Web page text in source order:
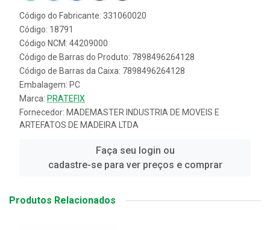
Código do Fabricante: 331060020
Código: 18791
Código NCM: 44209000
Código de Barras do Produto: 7898496264128
Código de Barras da Caixa: 7898496264128
Embalagem: PC
Marca: PRATEFIX
Fornecedor: MADEMASTER INDUSTRIA DE MOVEIS E
ARTEFATOS DE MADEIRA LTDA
Faça seu login ou
cadastre-se para ver preços e comprar
Produtos Relacionados